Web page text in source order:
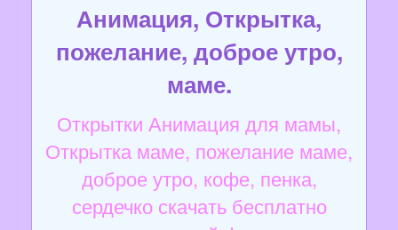
Анимация, Открытка,
пожелание, доброе утро,
маме.
Открытки Анимация для мамы,
Открытка маме, пожелание маме,
доброе утро, кофе, пенка,
сердечко скачать бесплатно